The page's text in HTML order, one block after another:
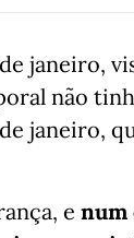
janeiro,
não
janeiro,
e num